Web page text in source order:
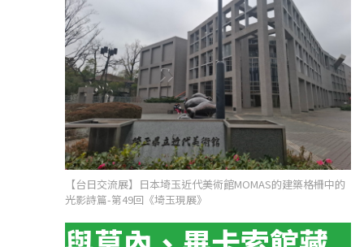
【台日交流展】日本埼玉近代美術館MOMAS的建築格柵中的
光影詩篇-第49回《埼玉現展》